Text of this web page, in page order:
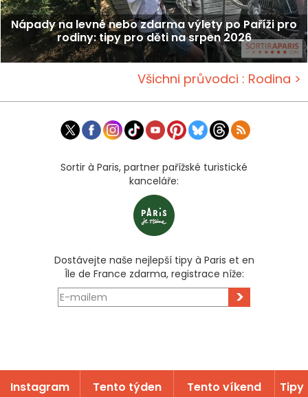
Nápady na levné nebo zdarma výlety po Paříži pro
rodiny: tipy pro děti na srpen 2026
Všichni průvodci : Rodina >
Sortir à Paris, partner pařížské turistické
kanceláře:
Dostávejte naše nejlepší tipy à Paris et en
Île de France zdarma, registrace níže:
>
Instagram Tento týden Tento víkend Tipy